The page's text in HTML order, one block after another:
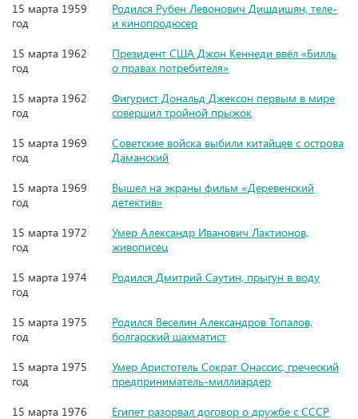
15 марта 1959
год
Родился Рубен Левонович Дишдишян, теле-
и кинопродюсер
15 марта 1962
год
Президент США Джон Кеннеди ввёл «Билль
о правах потребителя»
15 марта 1962
год
Фигурист Дональд Джексон первым в мире
совершил тройной прыжок
15 марта 1969
год
Советские войска выбили китайцев с острова
Даманский
15 марта 1969
год
Вышел на экраны фильм «Деревенский
детектив»
15 марта 1972
год
Умер Александр Иванович Лактионов,
живописец
15 марта 1974
год
Родился Дмитрий Саутин, прыгун в воду
15 марта 1975
год
Родился Веселин Александров Топалов,
болгарский шахматист
15 марта 1975
год
Умер Аристотель Сократ Онассис, греческий
предприниматель-миллиардер
15 марта 1976
Египет разорвал договор о дружбе с СССР